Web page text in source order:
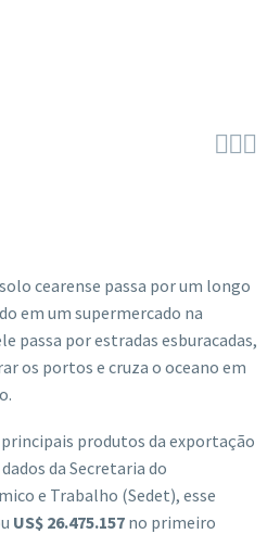

cearense passa por um longo
em um supermercado na
passa por estradas esburacadas,
os portos e cruza o oceano em
produtos da exportação
da Secretaria do
e Trabalho (Sedet), esse
US$ 26.475.157 no primeiro